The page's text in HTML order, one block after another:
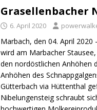
Grasellenbacher
6. April 2020
Marbach, den 04. April
wird am Marbacher
den nordöstlichen Anhöhen
Anhöhen des
Gütterbach via Hüttenthal
Nibelungensteig schraubt